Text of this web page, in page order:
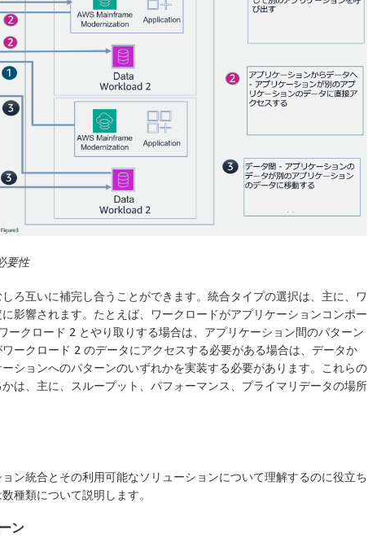
要性
ろ互いに補完し合うことができます。統合タイプの選択は、主に、ワ
影響されます。たとえば、ワークロードがアプリケーションコンポー
ークロード 2 とやり取りする場合は、アプリケーション間のパターン
ークロード 2 のデータにアクセスする必要がある場合は、データか
ションへのパターンのいずれかを実装する必要があります。これらの
は、主に、スループット、パフォーマンス、プライマリデータの場所
ン統合とその利用可能なソリューションについて理解するのに役立ち
種類について説明します。
ン